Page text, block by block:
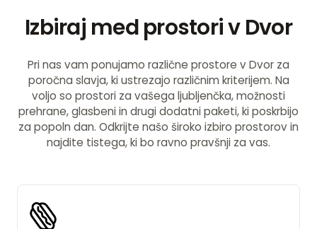
Izbiraj med prostori v Dvor
Pri nas vam ponujamo različne prostore v Dvor za
poročna slavja, ki ustrezajo različnim kriterijem. Na
voljo so prostori za vašega ljubljenčka, možnosti
prehrane, glasbeni in drugi dodatni paketi, ki poskrbijo
za popoln dan. Odkrijte našo široko izbiro prostorov in
najdite tistega, ki bo ravno pravšnji za vas.